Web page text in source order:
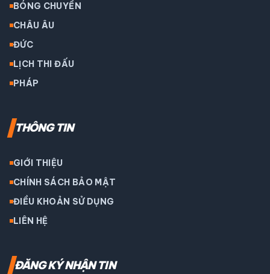
BÓNG CHUYỀN
CHÂU ÂU
ĐỨC
LỊCH THI ĐẤU
PHÁP
THÔNG TIN
GIỚI THIỆU
CHÍNH SÁCH BẢO MẬT
ĐIỀU KHOẢN SỬ DỤNG
LIÊN HỆ
ĐĂNG KÝ NHẬN TIN